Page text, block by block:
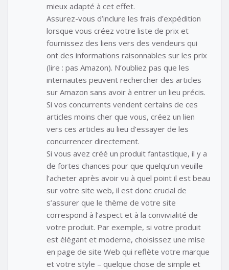
mieux adapté à cet effet.
Assurez-vous d’inclure les frais d’expédition
lorsque vous créez votre liste de prix et
fournissez des liens vers des vendeurs qui
ont des informations raisonnables sur les prix
(lire : pas Amazon). N’oubliez pas que les
internautes peuvent rechercher des articles
sur Amazon sans avoir à entrer un lieu précis.
Si vos concurrents vendent certains de ces
articles moins cher que vous, créez un lien
vers ces articles au lieu d’essayer de les
concurrencer directement.
Si vous avez créé un produit fantastique, il y a
de fortes chances pour que quelqu’un veuille
l’acheter après avoir vu à quel point il est beau
sur votre site web, il est donc crucial de
s’assurer que le thème de votre site
correspond à l’aspect et à la convivialité de
votre produit. Par exemple, si votre produit
est élégant et moderne, choisissez une mise
en page de site Web qui reflète votre marque
et votre style – quelque chose de simple et